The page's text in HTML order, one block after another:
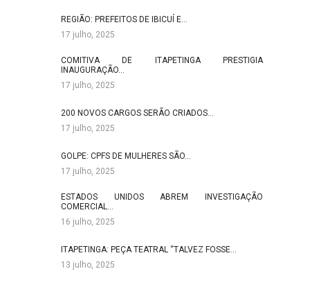
REGIÃO: PREFEITOS DE IBICUÍ E…
17 julho, 2025
COMITIVA DE ITAPETINGA PRESTIGIA
INAUGURAÇÃO…
17 julho, 2025
200 NOVOS CARGOS SERÃO CRIADOS…
17 julho, 2025
GOLPE: CPFS DE MULHERES SÃO…
17 julho, 2025
ESTADOS UNIDOS ABREM INVESTIGAÇÃO
COMERCIAL…
16 julho, 2025
ITAPETINGA: PEÇA TEATRAL “TALVEZ FOSSE…
13 julho, 2025